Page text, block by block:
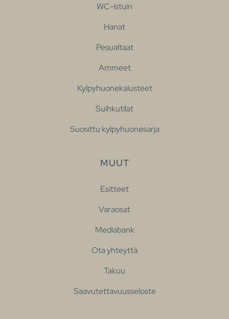
WC-istuin
Hanat
Pesualtaat
Ammeet
Kylpyhuonekalusteet
Suihkutilat
Suosittu kylpyhuonesarja
MUUT
Esitteet
Varaosat
Mediabank
Ota yhteyttä
Takuu
Saavutettavuusseloste